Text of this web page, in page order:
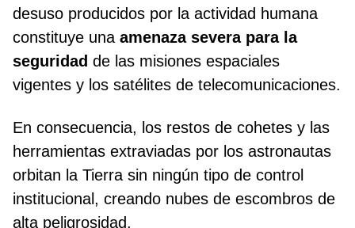
desuso producidos por la actividad humana
constituye una amenaza severa para la
seguridad de las misiones espaciales
vigentes y los satélites de telecomunicaciones.
En consecuencia, los restos de cohetes y las
herramientas extraviadas por los astronautas
orbitan la Tierra sin ningún tipo de control
institucional, creando nubes de escombros de
alta peligrosidad.